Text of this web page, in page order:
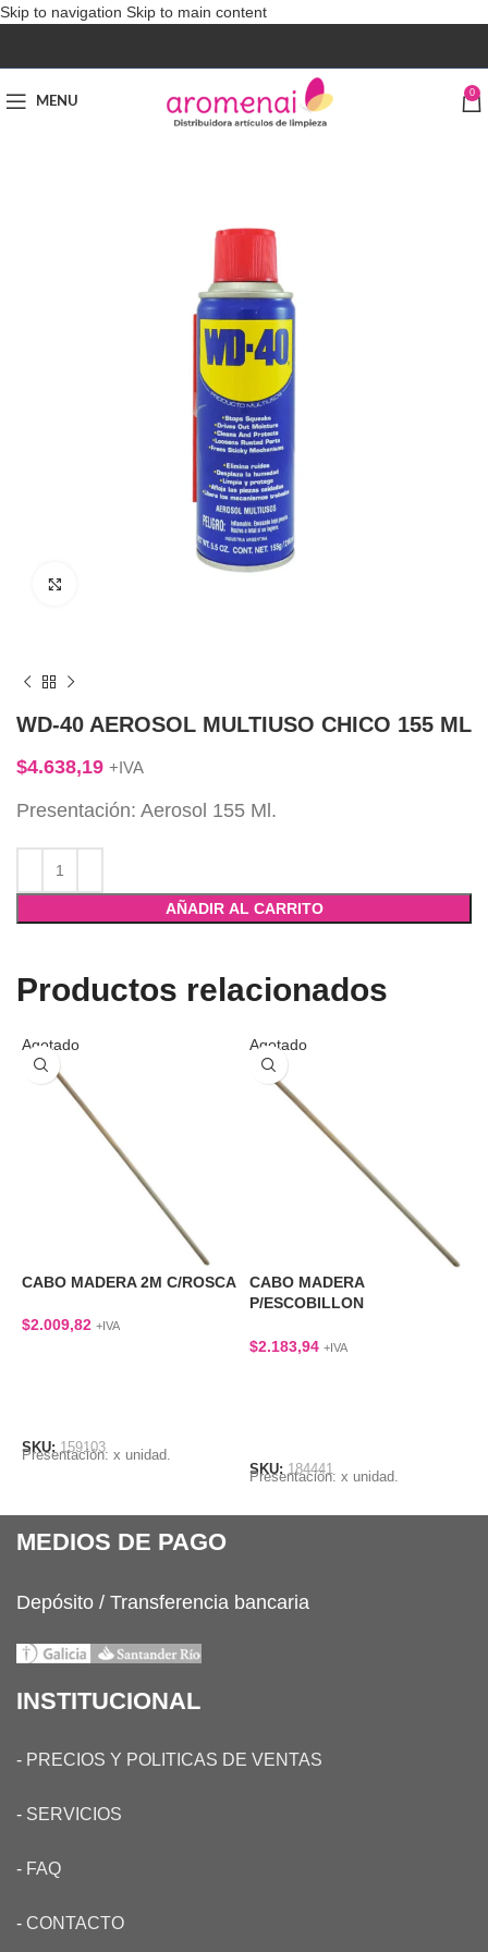
Skip to navigation Skip to main content
MENU
0
WD-40 AEROSOL MULTIUSO CHICO 155 ML
$4.638,19 +IVA
Presentación: Aerosol 155 Ml.
AÑADIR AL CARRITO
Productos relacionados
Agotado
CABO MADERA 2M C/ROSCA
$2.009,82 +IVA
SKU: 159103
Presentación: x unidad.
Agotado
CABO MADERA
P/ESCOBILLON
$2.183,94 +IVA
SKU: 184441
Presentación: x unidad.
MEDIOS DE PAGO
Depósito / Transferencia bancaria
INSTITUCIONAL
- PRECIOS Y POLITICAS DE VENTAS
- SERVICIOS
- FAQ
- CONTACTO